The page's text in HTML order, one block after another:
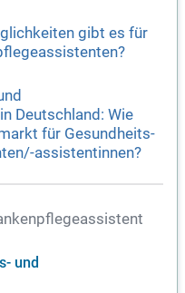
gibt es für
Deutschland: Wie
für Gesundheits-
assistentinnen?
und